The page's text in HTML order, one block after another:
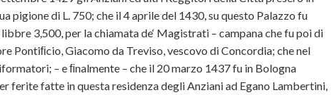
pigione di L. 750; che il 4 aprile del 1430, su questo Palazzo fu
3,500, per la chiamata de‘ Magistrati – campana che fu poi di
Pontiﬁcio, Giacomo da Treviso, vescovo di Concordia; che nel
– e ﬁnalmente – che il 20 marzo 1437 fu in Bologna
ferite fatte in questa residenza degli Anziani ad Egano Lambertini,